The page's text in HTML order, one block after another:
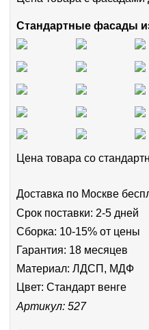
Стандартные фасады
Цена товара cо
Доставка по Москве
Срок поставки: 2-5 дней
Сборка: 10-15% от цены
Гарантия: 18 месяцев
Материал: ЛДСП, МДФ
Цвет: Стандарт венге
Артикул: 527